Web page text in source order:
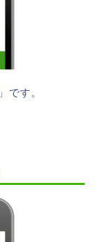
」です。